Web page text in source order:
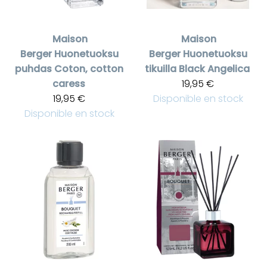
Maison
Berger Huonetuoksu
puhdas Coton, cotton
caress
19,95 €
Disponible en stock
Maison
Berger Huonetuoksu
tikuilla Black Angelica
19,95 €
Disponible en stock